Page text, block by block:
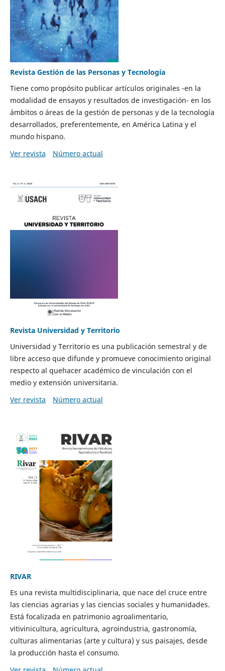
Revista Gestión de las Personas y Tecnología
Tiene como propósito publicar artículos originales -en la
modalidad de ensayos y resultados de investigación- en los
ámbitos o áreas de la gestión de personas y de la tecnología
desarrollados, preferentemente, en América Latina y el
mundo hispano.
Ver revista
Número actual
Revista Universidad y Territorio
Universidad y Territorio es una publicación semestral y de
libre acceso que difunde y promueve conocimiento original
respecto al quehacer académico de vinculación con el
medio y extensión universitaria.
Ver revista
Número actual
RIVAR
Es una revista multidisciplinaria, que nace del cruce entre
las ciencias agrarias y las ciencias sociales y humanidades.
Está focalizada en patrimonio agroalimentario,
vitivinicultura, agricultura, agroindustria, gastronomía,
culturas alimentarias (arte y cultura) y sus paisajes, desde
la producción hasta el consumo.